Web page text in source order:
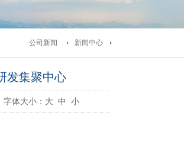
公司新闻 新闻中心
发集聚中心
字体大小： 大 中 小